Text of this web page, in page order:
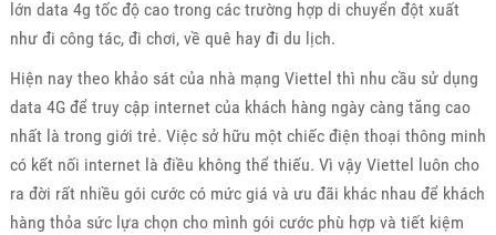
lớn data 4g tốc độ cao trong các trường hợp di chuyển đột xuất
như đi công tác, đi chơi, về quê hay đi du lịch.
Hiện nay theo khảo sát của nhà mạng Viettel thì nhu cầu sử dụng
data 4G để truy cập internet của khách hàng ngày càng tăng cao
nhất là trong giới trẻ. Việc sở hữu một chiếc điện thoại thông minh
có kết nối internet là điều không thể thiếu. Vì vậy Viettel luôn cho
ra đời rất nhiều gói cước có mức giá và ưu đãi khác nhau để khách
hàng thỏa sức lựa chọn cho mình gói cước phù hợp và tiết kiệm